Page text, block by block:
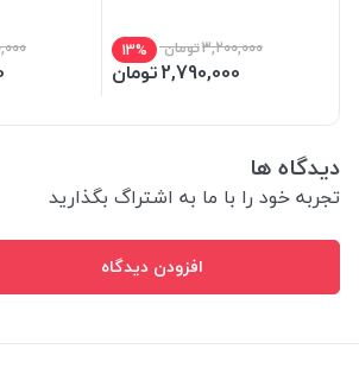
3,200,000تومان 13%
2,790,000تومان
دیدگاه ها
تجربه خود را با ما به اشتراگ بگذارید
افزودن دیدگاه